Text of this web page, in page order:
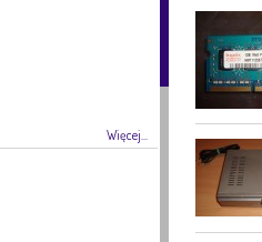
Więcej...